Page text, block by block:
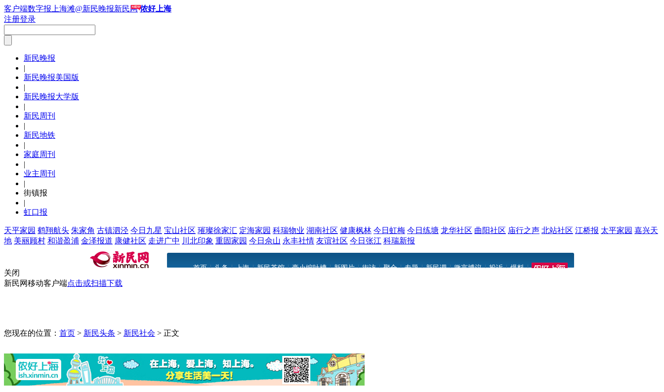
客户端数字报 上海滩@新民晚报新民网 侬好上海
注册登录
新民晚报
|
新民晚报美国版
|
新民晚报大学版
|
新民周刊
|
新民地铁
|
家庭周刊
|
业主周刊
|
街镇报
|
虹口报
天平家园 鹤翔航头 朱家角 古镇泗泾 今日九星 宝山社区 璀璨徐家汇 定海家园 科瑞物业 湖南社区 健康枫林 今日虹梅 今日练塘 龙华社区 曲阳社区 庙行之声 北站社区 江桥报 太平家园 嘉兴天
地 美丽顾村 和谐盈浦 金泽报道 康健社区 走进广中 川北印象 重固家园 今日佘山 永丰社情 友谊社区 今日张江 科瑞新报
首页 | 头条 | 上海 | 新民茶馆 | 豪小编吐槽 | 新图片 | 街访 | 聚合 | 专题 | 新民调 | 微言博议 | 投诉 | 爆料 |
关闭
新民网移动客户端点击或扫描下载
您现在的位置： 首页 > 新民头条 > 新民社会 > 正文